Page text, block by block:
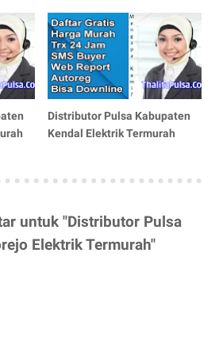
Distributor Pulsa Kabupaten
Kendal Elektrik Termurah
untuk "Distributor Pulsa
Elektrik Termurah"